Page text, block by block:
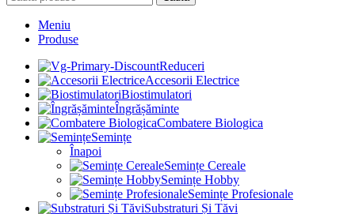
Meniu
Produse
Reduceri
Accesorii Electrice
Biostimulatori
Îngrășăminte
Combatere Biologica
Semințe
Înapoi
Semințe Cereale
Semințe Hobby
Semințe Profesionale
Substraturi Și Tăvi